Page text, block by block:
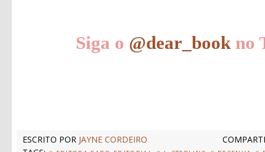
Siga o @dear_book no
ESCRITO POR JAYNE CORDEIRO